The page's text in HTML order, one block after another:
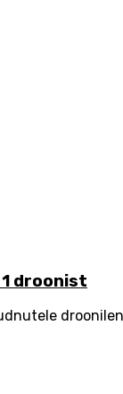
droonist